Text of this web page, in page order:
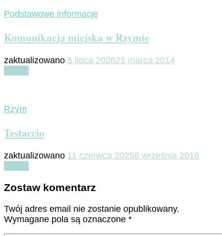
Podstawowe informacje
Komunikacja miejska w Rzymie
zaktualizowano 5 lipca 202621 marca 2014
Rzym
Testaccio
zaktualizowano 11 czerwca 20258 września 2016
Zostaw komentarz
Twój adres email nie zostanie opublikowany.
Wymagane pola są oznaczone *